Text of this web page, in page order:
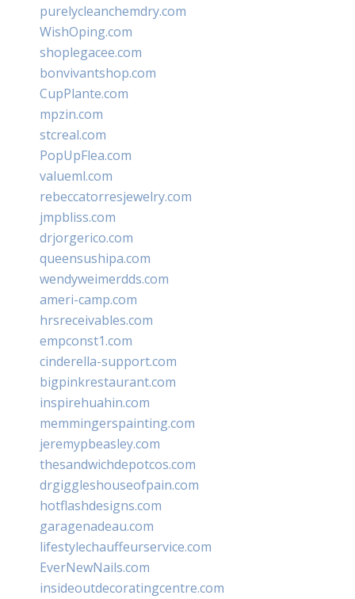
purelycleanchemdry.com
WishOping.com
shoplegacee.com
bonvivantshop.com
CupPlante.com
mpzin.com
stcreal.com
PopUpFlea.com
valueml.com
rebeccatorresjewelry.com
jmpbliss.com
drjorgerico.com
queensushipa.com
wendyweimerdds.com
ameri-camp.com
hrsreceivables.com
empconst1.com
cinderella-support.com
bigpinkrestaurant.com
inspirehuahin.com
memmingerspainting.com
jeremypbeasley.com
thesandwichdepotcos.com
drgiggleshouseofpain.com
hotflashdesigns.com
garagenadeau.com
lifestylechauffeurservice.com
EverNewNails.com
insideoutdecoratingcentre.com